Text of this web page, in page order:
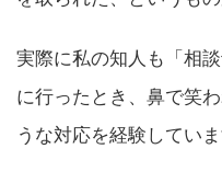
実際に私の知人も「相
に行ったとき、鼻で笑
うな対応を経験していま